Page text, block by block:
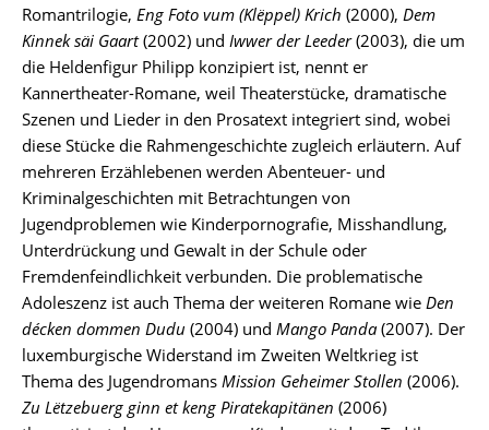
Romantrilogie, Eng Foto vum (Klëppel) Krich (2000), Dem
Kinnek säi Gaart(2002) und Iwwer der Leeder(2003), die um
die Heldenfigur Philipp konzipiert ist, nennt er
Kannertheater-Romane, weil Theaterstücke, dramatische
Szenen und Lieder in den Prosatext integriert sind, wobei
diese Stücke die Rahmengeschichte zugleich erläutern. Auf
mehreren Erzählebenen werden Abenteuer- und
Kriminalgeschichten mit Betrachtungen von
Jugendproblemen wie Kinderpornografie, Misshandlung,
Unterdrückung und Gewalt in der Schule oder
Fremdenfeindlichkeit verbunden. Die problematische
Adoleszenz ist auch Thema der weiteren Romane wie Den
décken dommen Dudu (2004) und Mango Panda(2007). Der
luxemburgische Widerstand im Zweiten Weltkrieg ist
Thema des Jugendromans Mission Geheimer Stollen (2006).
Zu Lëtzebuerg ginn et keng Piratekapitänen (2006)